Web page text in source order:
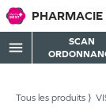
PHARMACIE
menu
SCAN
Tous les produits